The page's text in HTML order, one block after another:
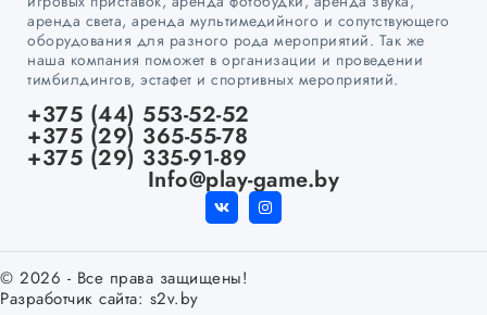
аренда света, аренда мультимедийного и сопутствующего
оборудования для разного рода мероприятий. Так же
наша компания поможет в организации и проведении
тимбилдингов, эстафет и спортивных мероприятий.
+375 (44) 553-52-52
+375 (29) 365-55-78
+375 (29) 335-91-89
Info@play-game.by
© 2026 - Все права защищены!
Разработчик сайта: s2v.by